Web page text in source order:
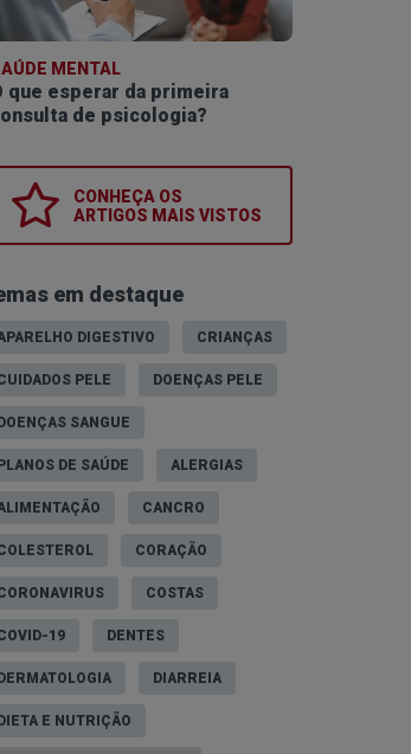
MENTAL
que esperar da primeira
de psicologia?
CONHEÇA OS
ARTIGOS MAIS VISTOS
em destaque
DIGESTIVO CRIANÇAS
PELE DOENÇAS PELE
DOENÇAS SANGUE
PLANOS DE SAÚDE ALERGIAS
CANCRO
CORAÇÃO
COSTAS
19 DENTES
DERMATOLOGIA DIARREIA
DIETA E NUTRIÇÃO